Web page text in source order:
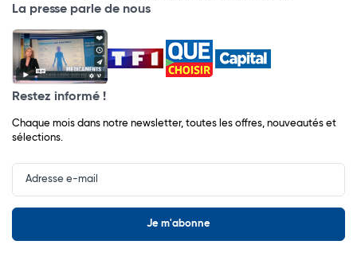
La presse parle de nous
Restez informé !
Chaque mois dans notre newsletter, toutes les offres, nouveautés et
sélections.
Input
Newsletter